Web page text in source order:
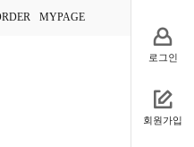
로그인
회원가입
MYPAGE